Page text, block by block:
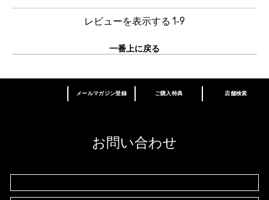
レビューを表示する 1-9
一番上に戻る
あなたはM･A･Cラバー ロイヤリティ プログ
登録後の初回購入時に10%OFF
メールマガジン登録 ご購入特典 店舗検索
お問い合わせ